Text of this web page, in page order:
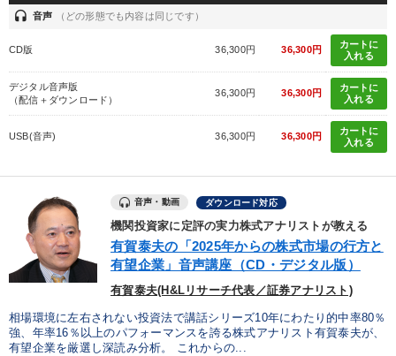
headset 音声 （どの形態でも内容は同じです）
CD版 36,300円 36,300円
カートに
入れる
デジタル音声版
（配信＋ダウンロード）
36,300円 36,300円
カートに
入れる
USB(音声) 36,300円 36,300円
カートに
入れる
音声・動画 ダウンロード対応
機関投資家に定評の実力株式アナリストが教える
有賀泰夫の「2025年からの株式市場の行方と
有望企業」音声講座（CD・デジタル版）
有賀泰夫(H&Lリサーチ代表／証券アナリスト)
相場環境に左右されない投資法で講話シリーズ10年にわたり的中率80％
強、年率16％以上のパフォーマンスを誇る株式アナリスト有賀泰夫が、
有望企業を厳選し深読み分析。 これからの...